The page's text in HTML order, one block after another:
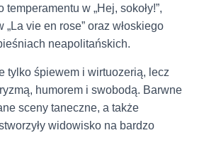
w „Hej, sokoły!”,
vie en rose” oraz włoskiego
neapolitańskich.
tylko śpiewem i wirtuozerią, lecz
humorem i swobodą. Barwne
sceny taneczne, a także
widowisko na bardzo